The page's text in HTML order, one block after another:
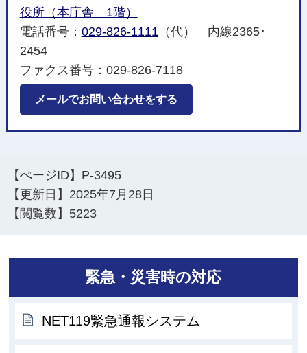
役所（本庁舎 1階）
電話番号： 029-826-1111 （代） 内線2365･
2454
ファクス番号：029-826-7118
メールでお問い合わせをする
【ぺージID】 P-3495
【更新日】 2025年7月28日
【閲覧数】 5223
緊急・災害時の対応
NET119緊急通報システム